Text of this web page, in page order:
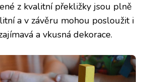
z kvalitní překližky jsou plně
a v závěru mohou posloužit i
a vkusná dekorace.